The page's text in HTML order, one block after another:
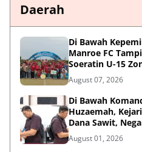
Daerah
Di Bawah
Manroe FC
Soeratin U-15
August 07, 2026
Di Bawah
Huzaemah,
Dana Sawit,
Miliar
August 01, 2026